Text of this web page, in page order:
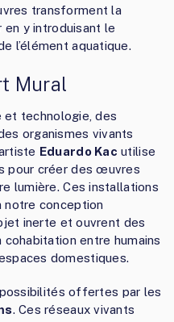
transforment la
en y introduisant le
l’élément aquatique.
Mural
et technologie, des
organismes vivants
Eduardo Kac utilise
pour créer des œuvres
lumière. Ces installations
notre conception
inerte et ouvrent des
entre humains
domestiques.
offertes par les
. Ces réseaux vivants